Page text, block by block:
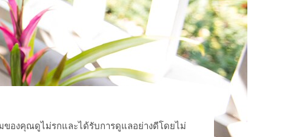
ของคุณดูไม่รกและได้รับการดูแลอย่างดีโดยไม่